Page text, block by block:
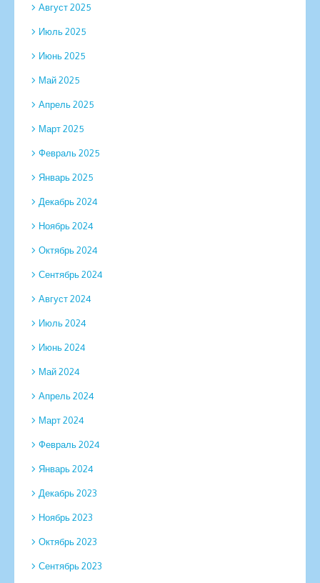
Август 2025
Июль 2025
Июнь 2025
Май 2025
Апрель 2025
Март 2025
Февраль 2025
Январь 2025
Декабрь 2024
Ноябрь 2024
Октябрь 2024
Сентябрь 2024
Август 2024
Июль 2024
Июнь 2024
Май 2024
Апрель 2024
Март 2024
Февраль 2024
Январь 2024
Декабрь 2023
Ноябрь 2023
Октябрь 2023
Сентябрь 2023